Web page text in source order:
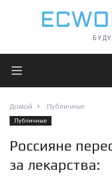
Открыть главное
Домой Публичные
Публичные
Россияне
за лекарства: